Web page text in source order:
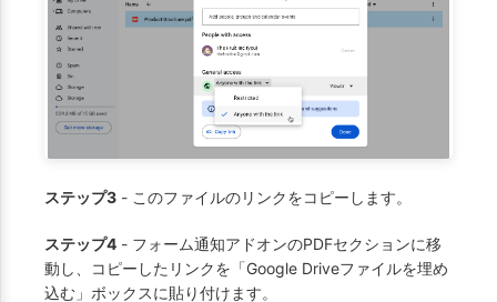
ステップ3 - このファイルのリンクをコピーします。
ステップ4 - フォーム通知アドオンのPDFセクションに移
動し、コピーしたリンクを「Google Driveファイルを埋め
込む」ボックスに貼り付けます。